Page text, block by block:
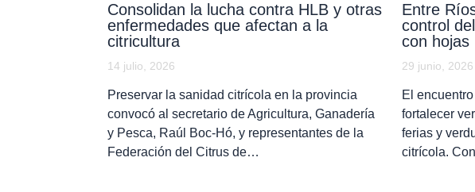
Consolidan la lucha contra HLB y otras
enfermedades que afectan a la
citricultura
14 julio, 2026
Preservar la sanidad citrícola en la provincia
convocó al secretario de Agricultura, Ganadería
y Pesca, Raúl Boc-Hó, y representantes de la
Federación del Citrus de…
Entre
control
con hojas
29 junio, 2026
El
fortalecer
ferias y
citrícola.